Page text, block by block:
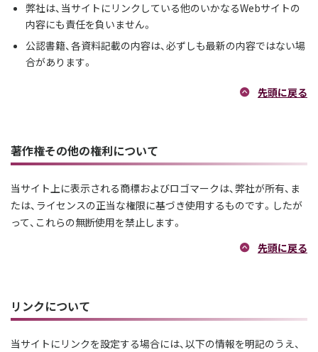
弊社は、当サイトにリンクしている他のいかなるWebサイトの
内容にも責任を負いません。
公認書籍、各資料記載の内容は、必ずしも最新の内容ではない場
合があります。
先頭に戻る
著作権その他の権利について
当サイト上に表示される商標およびロゴマークは、弊社が所有、ま
たは、ライセンスの正当な権限に基づき使用するものです。したが
って、これらの無断使用を禁止します。
先頭に戻る
リンクについて
当サイトにリンクを設定する場合には、以下の情報を明記のうえ、